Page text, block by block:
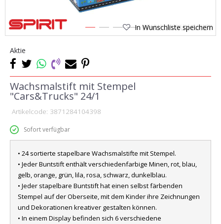
1 2 3 4In Wunschliste speichern
Aktie
Wachsmalstift mit Stempel
"Cars&Trucks" 24/1
Artikelcode: 3871284104398
Sofort verfügbar
• 24 sortierte stapelbare Wachsmalstifte mit Stempel.
• Jeder Buntstift enthält verschiedenfarbige Minen, rot, blau,
gelb, orange, grün, lila, rosa, schwarz, dunkelblau.
• Jeder stapelbare Buntstift hat einen selbst färbenden
Stempel auf der Oberseite, mit dem Kinder ihre Zeichnungen
und Dekorationen kreativer gestalten können.
• In einem Display befinden sich 6 verschiedene